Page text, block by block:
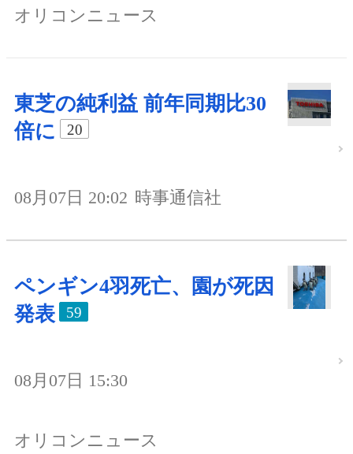
オリコンニュース
東芝の純利益 前年同期比30
倍に
20
08月07日 20:02 時事通信社
ペンギン4羽死亡、園が死因
発表
59
08月07日 15:30
オリコンニュース